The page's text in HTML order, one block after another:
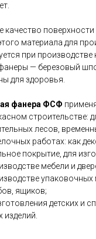
качество
материала для
при
— березовый
для здоровья.
фанера ФСФ
строительстве:
лесов,
работах: как
покрытие, для
мебели и
ящиков;
детских и
изделий.